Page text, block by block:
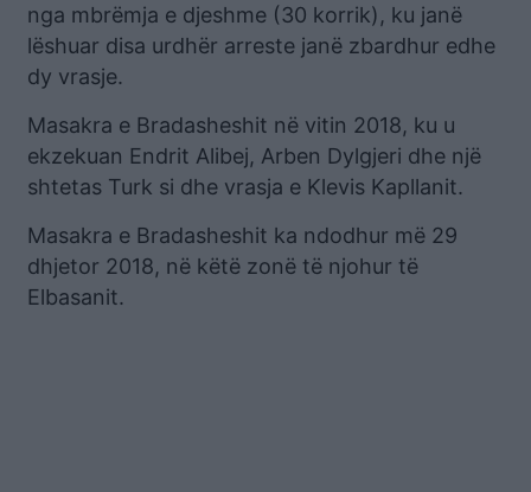
nga mbrëmja e djeshme (30 korrik), ku janë
lëshuar disa urdhër arreste janë zbardhur edhe
dy vrasje.
Masakra e Bradasheshit në vitin 2018, ku u
ekzekuan Endrit Alibej, Arben Dylgjeri dhe një
shtetas Turk si dhe vrasja e Klevis Kapllanit.
Masakra e Bradasheshit ka ndodhur më 29
dhjetor 2018, në këtë zonë të njohur të
Elbasanit.